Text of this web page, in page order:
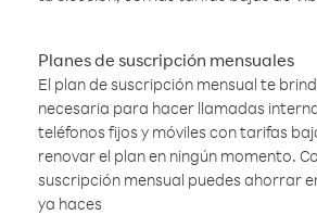
Planes de suscripción mensuales
El plan de suscripción mensual te
necesaria para hacer llamadas
teléfonos fijos y móviles con tarifas
renovar el plan en ningún momento.
suscripción mensual puedes ahorrar
ya haces